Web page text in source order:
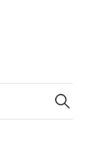
検
索: